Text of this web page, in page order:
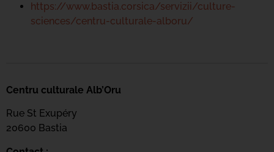
https://www.bastia.corsica/servizii/culture-
sciences/centru-culturale-alboru/
Centru culturale Alb’Oru
Rue St Exupéry
20600 Bastia